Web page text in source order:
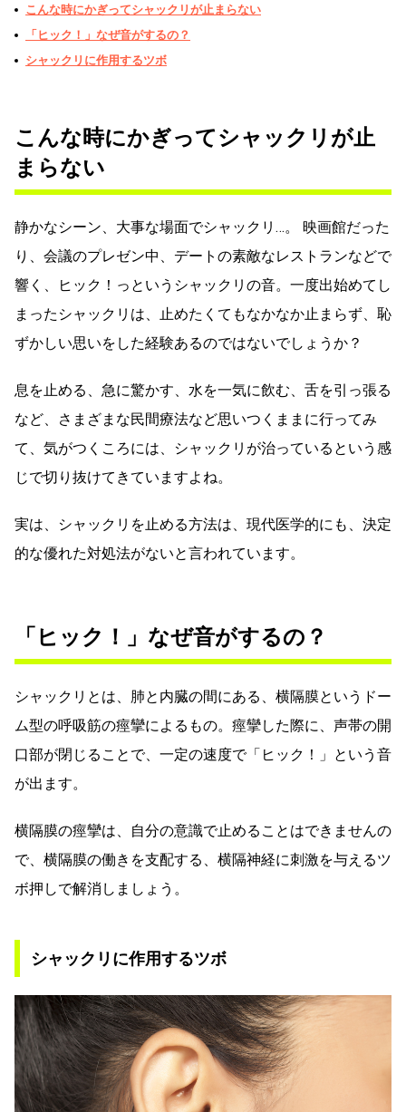
こんな時にかぎってシャックリが止まらない
「ヒック！」なぜ音がするの？
シャックリに作用するツボ
こんな時にかぎってシャックリが止
まらない
静かなシーン、大事な場面でシャックリ…。 映画館だった
り、会議のプレゼン中、デートの素敵なレストランなどで
響く、ヒック！っというシャックリの音。一度出始めてし
まったシャックリは、止めたくてもなかなか止まらず、恥
ずかしい思いをした経験あるのではないでしょうか？
息を止める、急に驚かす、水を一気に飲む、舌を引っ張る
など、さまざまな民間療法など思いつくままに行ってみ
て、気がつくころには、シャックリが治っているという感
じで切り抜けてきていますよね。
実は、シャックリを止める方法は、現代医学的にも、決定
的な優れた対処法がないと言われています。
「ヒック！」なぜ音がするの？
シャックリとは、肺と内臓の間にある、横隔膜というドー
ム型の呼吸筋の痙攣によるもの。痙攣した際に、声帯の開
口部が閉じることで、一定の速度で「ヒック！」という音
が出ます。
横隔膜の痙攣は、自分の意識で止めることはできませんの
で、横隔膜の働きを支配する、横隔神経に刺激を与えるツ
ボ押しで解消しましょう。
シャックリに作用するツボ